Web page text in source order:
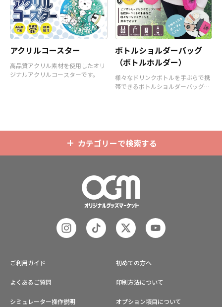
アクリルコースター
高品質アクリル素材を使用したオリ
ジナルアクリルコースターです。
ボトルショルダーバッグ
（ボトルホルダー）
様々なドリンクボトルを手ぶらで携
帯できるボトルショルダーバッグ
カテゴリーで検索する
ご利用ガイド 初めての方へ
よくあるご質問 印刷方法について
シミュレーター操作説明 オプション項目について